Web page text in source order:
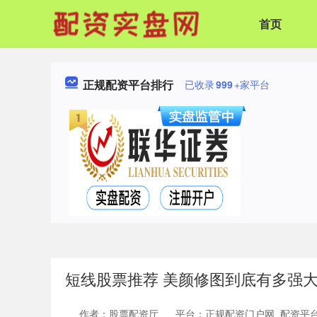
首页
正规配资平台排行 已收录999+家平台
短线股票推荐 美颜修图到底有多强
作者：股票配资厅 平台：正规配资门户网_配资平